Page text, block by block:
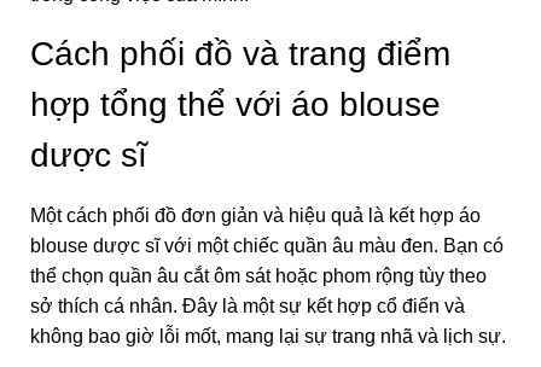
Cách phối đồ và trang điểm
hợp tổng thể với áo blouse
dược sĩ
Một cách phối đồ đơn giản và hiệu quả là kết hợp áo
blouse dược sĩ với một chiếc quần âu màu đen. Bạn có
thể chọn quần âu cắt ôm sát hoặc phom rộng tùy theo
sở thích cá nhân. Đây là một sự kết hợp cổ điển và
không bao giờ lỗi mốt, mang lại sự trang nhã và lịch sự.